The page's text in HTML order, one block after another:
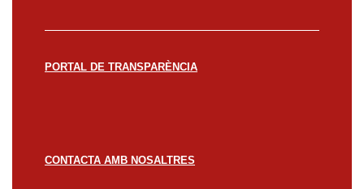
PORTAL DE TRANSPARÈNCIA
CONTACTA AMB NOSALTRES